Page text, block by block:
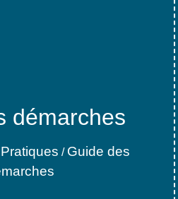
démarches
/ Guide des